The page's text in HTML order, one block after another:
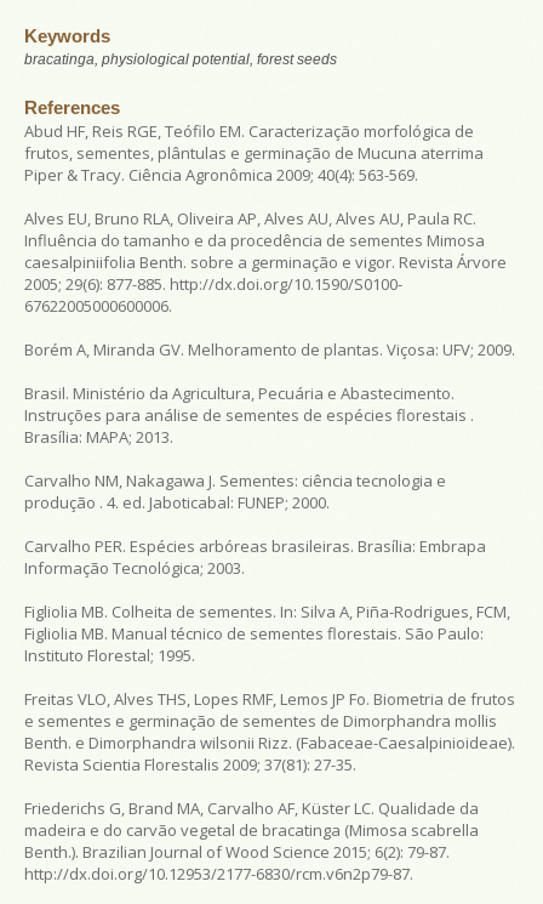
Keywords
bracatinga, physiological potential, forest seeds
References
Abud HF, Reis RGE, Teófilo EM. Caracterização morfológica de
frutos, sementes, plântulas e germinação de Mucuna aterrima
Piper & Tracy. Ciência Agronômica 2009; 40(4): 563-569.
Alves EU, Bruno RLA, Oliveira AP, Alves AU, Alves AU, Paula RC.
Influência do tamanho e da procedência de sementes Mimosa
caesalpiniifolia Benth. sobre a germinação e vigor. Revista Árvore
2005; 29(6): 877-885. http://dx.doi.org/10.1590/S0100-
67622005000600006.
Borém A, Miranda GV. Melhoramento de plantas. Viçosa: UFV; 2009.
Brasil. Ministério da Agricultura, Pecuária e Abastecimento.
Instruções para análise de sementes de espécies florestais .
Brasília: MAPA; 2013.
Carvalho NM, Nakagawa J. Sementes: ciência tecnologia e
produção . 4. ed. Jaboticabal: FUNEP; 2000.
Carvalho PER. Espécies arbóreas brasileiras. Brasília: Embrapa
Informação Tecnológica; 2003.
Figliolia MB. Colheita de sementes. In: Silva A, Piña-Rodrigues, FCM,
Figliolia MB. Manual técnico de sementes florestais. São Paulo:
Instituto Florestal; 1995.
Freitas VLO, Alves THS, Lopes RMF, Lemos JP Fo. Biometria de frutos
e sementes e germinação de sementes de Dimorphandra mollis
Benth. e Dimorphandra wilsonii Rizz. (Fabaceae-Caesalpinioideae).
Revista Scientia Florestalis 2009; 37(81): 27-35.
Friederichs G, Brand MA, Carvalho AF, Küster LC. Qualidade da
madeira e do carvão vegetal de bracatinga (Mimosa scabrella
Benth.). Brazilian Journal of Wood Science 2015; 6(2): 79-87.
http://dx.doi.org/10.12953/2177-6830/rcm.v6n2p79-87.